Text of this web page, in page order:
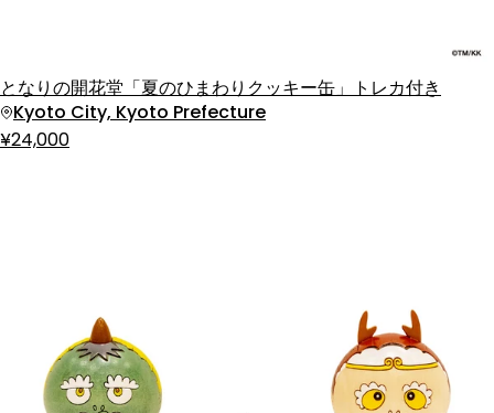
となりの開花堂「夏のひまわりクッキー缶」トレカ付き
Kyoto City, Kyoto Prefecture
¥24,000